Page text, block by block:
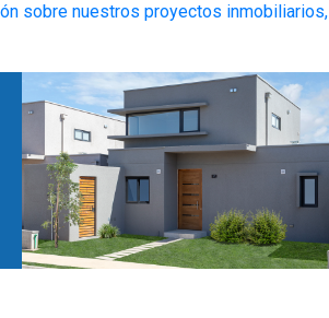
sobre nuestros proyectos inmobiliarios,